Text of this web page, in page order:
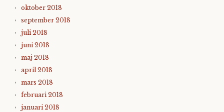
oktober 2018
september 2018
juli 2018
juni 2018
maj 2018
april 2018
mars 2018
februari 2018
januari 2018